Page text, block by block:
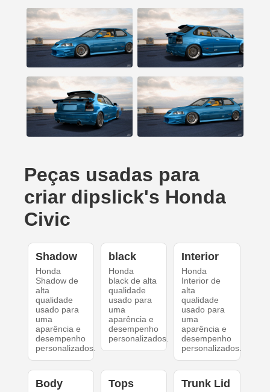
Peças usadas para
criar dipslick's Honda
Civic
Shadow
Honda
Shadow de
alta
qualidade
usado para
uma
aparência e
desempenho
personalizados.
black
Honda
black de alta
qualidade
usado para
uma
aparência e
desempenho
personalizados.
Interior
Honda
Interior de
alta
qualidade
usado para
uma
aparência e
desempenho
personalizados.
Body Tops Trunk Lid